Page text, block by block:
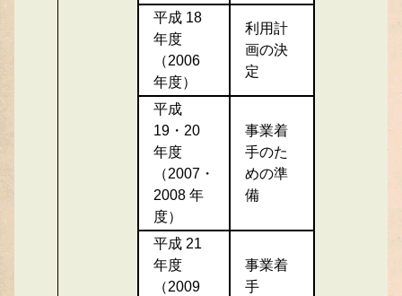
平成 18
年度
（2006
年度）
利用計
画の決
定
平成
19・20
年度
（2007・
2008 年
度）
事業着
手のた
めの準
備
平成 21
年度
（2009
事業着
手